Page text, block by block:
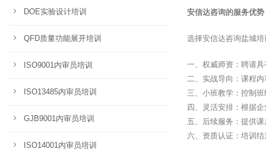
安信达咨询的服务优势
选择安信达咨询盐城
一、权威师资：聘请
二、实战导向：课程
三、小班教学：控制
四、灵活安排：根据
五、后续服务：提供
六、资质认证：培训
DOE实验设计培训
QFD质量功能展开培训
ISO9001内审员培训
ISO13485内审员培训
GJB9001内审员培训
ISO14001内审员培训